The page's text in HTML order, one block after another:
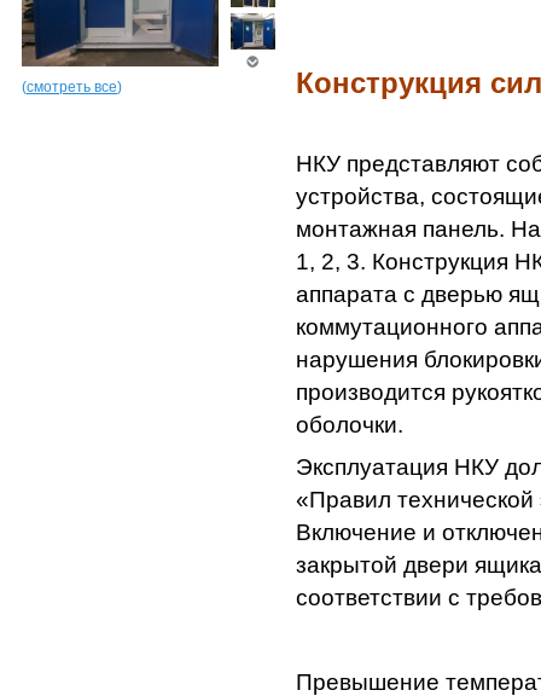
(смотреть все) Конструкция
НКУ представляют
устройства,
монтажная панель.
1, 2, 3. Конструкция
аппарата с дверью
коммутационного
нарушения
производится
оболочки.
Эксплуатация НКУ
«Правил технической
Включение и
закрытой двери
соответствии с
Превышение